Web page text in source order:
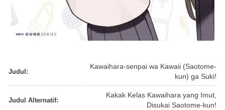
Judul:
Kawaihara-senpai wa Kawaii (Saotome-
kun) ga Suki!
Judul Alternatif:
Kakak Kelas Kawaihara yang Imut,
Disukai Saotome-kun!